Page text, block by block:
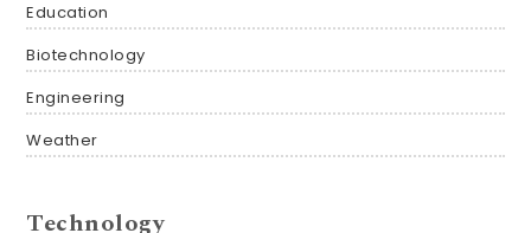
Education
Biotechnology
Engineering
Weather
Technology